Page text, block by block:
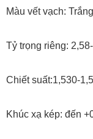
Màu vết vạch: Trắng
Tỷ trọng riêng:
Chiết suất:1,530-
Khúc xạ kép: đến